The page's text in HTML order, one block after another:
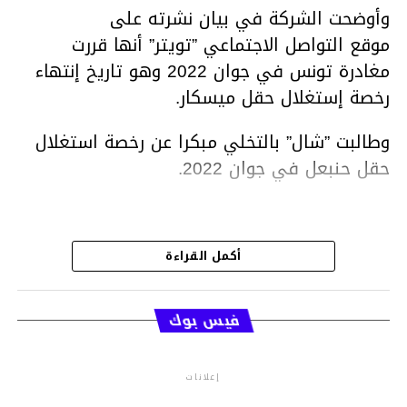
وأوضحت الشركة في بيان نشرته على
موقع التواصل الاجتماعي ”تويتر” أنها قررت
مغادرة تونس في جوان 2022 وهو تاريخ إنتهاء
رخصة إستغلال حقل ميسكار.
وطالبت ”شال” بالتخلي مبكرا عن رخصة استغلال
حقل حنبعل في جوان 2022.
قسم الاخبـار
أكمل القراءة
فيس بوك
إعلانات